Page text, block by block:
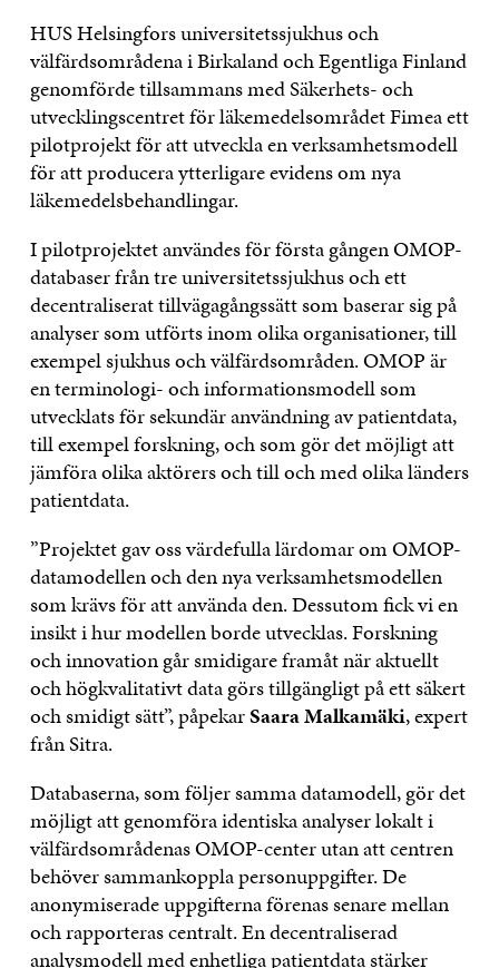
HUS Helsingfors universitetssjukhus och
välfärdsområdena i Birkaland och Egentliga Finland
genomförde tillsammans med Säkerhets- och
utvecklingscentret för läkemedelsområdet Fimea ett
pilotprojekt för att utveckla en verksamhetsmodell
för att producera ytterligare evidens om nya
läkemedelsbehandlingar.
I pilotprojektet användes för första gången OMOP-
databaser från tre universitetssjukhus och ett
decentraliserat tillvägagångssätt som baserar sig på
analyser som utförts inom olika organisationer, till
exempel sjukhus och välfärdsområden. OMOP är
en terminologi- och informationsmodell som
utvecklats för sekundär användning av patientdata,
till exempel forskning, och som gör det möjligt att
jämföra olika aktörers och till och med olika länders
patientdata.
”Projektet gav oss värdefulla lärdomar om OMOP-
datamodellen och den nya verksamhetsmodellen
som krävs för att använda den. Dessutom fick vi en
insikt i hur modellen borde utvecklas. Forskning
och innovation går smidigare framåt när aktuellt
och högkvalitativt data görs tillgängligt på ett säkert
och smidigt sätt”, påpekarSaara Malkamäki, expert
från Sitra.
Databaserna, som följer samma datamodell, gör det
möjligt att genomföra identiska analyser lokalt i
välfärdsområdenas OMOP-center utan att centren
behöver sammankoppla personuppgifter. De
anonymiserade uppgifterna förenas senare mellan
och rapporteras centralt. En decentraliserad
analysmodell med enhetliga patientdata stärker